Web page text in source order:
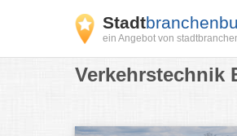
Stadt
ein Angebot von
Verkehrstechnik